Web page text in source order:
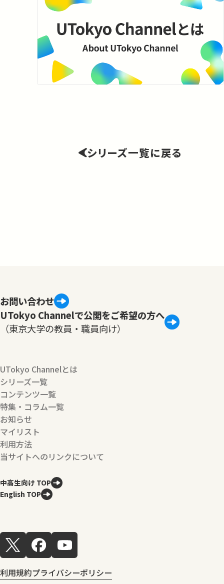
シリーズ一覧に戻る
お問い合わせ
UTokyo Channelで公開をご希望の方へ
（東京大学の教員・職員向け）
UTokyo Channelとは
シリーズ一覧
コンテンツ一覧
特集・コラム一覧
お知らせ
マイリスト
利用方法
当サイトへのリンクについて
中高生向け TOP
English TOP
利用規約プライバシーポリシー